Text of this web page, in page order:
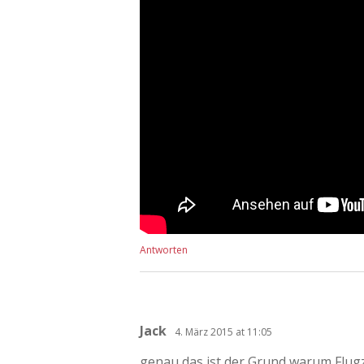
Antworten
Jack 4. März 2015 at 11:05